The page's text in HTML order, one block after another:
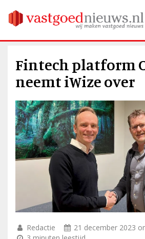
Fintech platform
neemt iWize over
Redactie
21 december 2023